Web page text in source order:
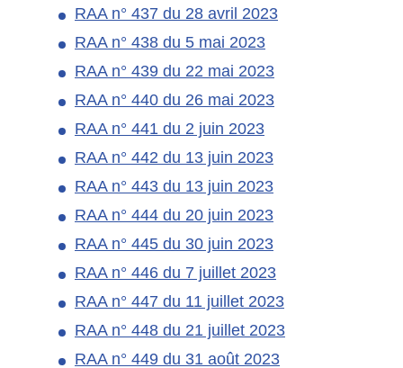
RAA n° 437 du 28 avril 2023
RAA n° 438 du 5 mai 2023
RAA n° 439 du 22 mai 2023
RAA n° 440 du 26 mai 2023
RAA n° 441 du 2 juin 2023
RAA n° 442 du 13 juin 2023
RAA n° 443 du 13 juin 2023
RAA n° 444 du 20 juin 2023
RAA n° 445 du 30 juin 2023
RAA n° 446 du 7 juillet 2023
RAA n° 447 du 11 juillet 2023
RAA n° 448 du 21 juillet 2023
RAA n° 449 du 31 août 2023